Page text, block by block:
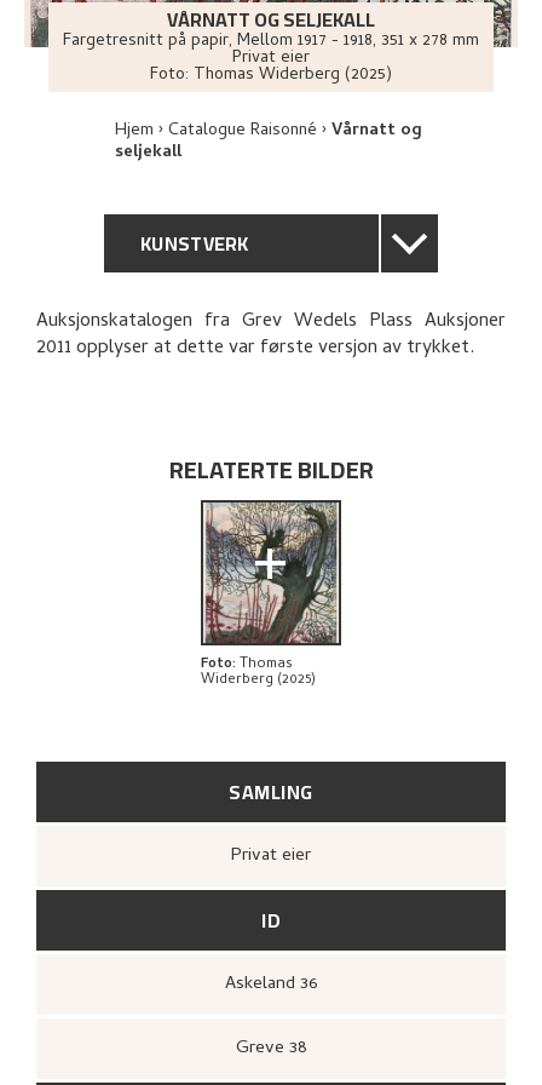
VÅRNATT OG SELJEKALL
Fargetresnitt på papir, Mellom 1917 - 1918, 351 x 278 mm
Privat eier
Foto: Thomas Widerberg (2025)
Hjem Catalogue Raisonné Vårnatt og
seljekall
KUNSTVERK
GENERELL BESKRIVELSE
TEKNISK INFORMASJON
UTSTILLINGSHISTORIE
BIBLIOGRAFI
UTFORSK
SAMLING
Privat eier
ID
Askeland 36
Greve 38
Auksjonskatalogen fra Grev Wedels Plass Auksjoner
2011 opplyser at dette var første versjon av trykket.
RELATERTE BILDER
+
Foto: Thomas
Widerberg (2025)